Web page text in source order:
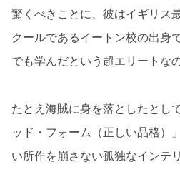
驚くべきことに、彼はイギリス
クールであるイートン校の出身
でも学んだという超エリートなの
たとえ海賊に身を落としたとし
ッド・フォーム（正しい品格）
い所作を崩さない孤独なインテ